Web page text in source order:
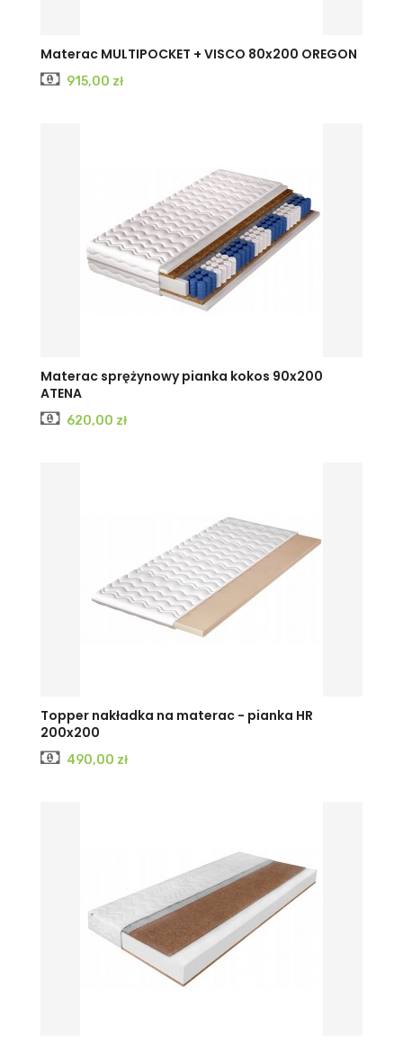
Materac MULTIPOCKET + VISCO 80x200 OREGON
Cena
915,00 zł
Materac sprężynowy pianka kokos 90x200
ATENA
Cena
620,00 zł
Topper nakładka na materac - pianka HR
200x200
Cena
490,00 zł